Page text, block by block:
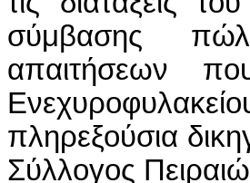
σύμβασης
απαιτήσεων
πληρεξούσια
Σύλλογος